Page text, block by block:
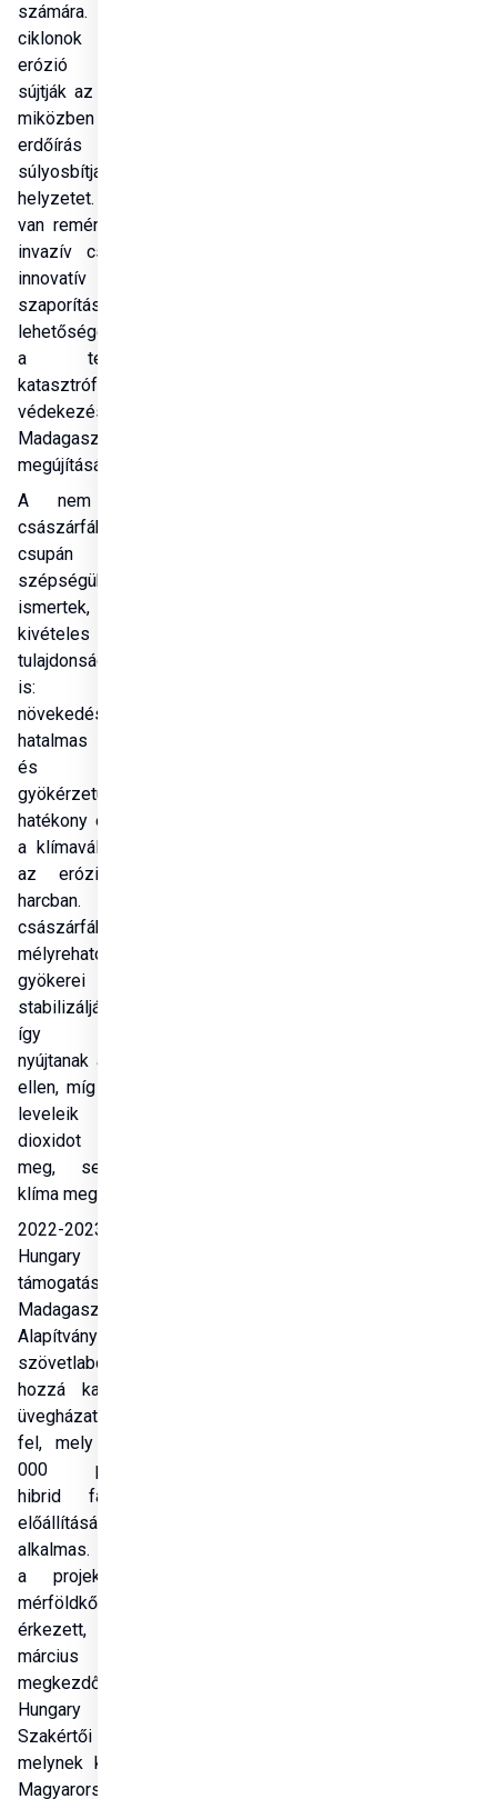
számára. A trópusi
ciklonok és az
erózió súlyosan
sújtják az országot,
miközben az
erdőírás tovább
súlyosbítja a
helyzetet. Azonban
van remény: a nem
invazív császárfák
innovatív
szaporítása új
lehetőségeket kínál
a természeti
katasztrófák elleni
védekezésben és
Madagaszkár
megújításában.
A nem invazív
császárfák nem
csupán
szépségükről
ismertek, hanem
kivételes
tulajdonságaik miatt
is: gyors
növekedésük,
hatalmas leveleik
és erős
gyökérzetük
hatékony eszközök
a klímaváltozás és
az erózió elleni
harcban. A
császárfák
mélyreható
gyökerei
stabilizálják a talajt,
így védelmet
nyújtanak az erózió
ellen, míg hatalmas
leveleik szén-
dioxidot kötnek
meg, segítve a
klíma megőrzését.
2022-2023 között a
Hungary Helps
támogatásával a
Madagaszkárért
Alapítvány egy
szövetlabort és
hozzá kapcsolódó
üvegházat épített
fel, mely évi 120
000 paulownia
hibrid facsemete
előállítására
alkalmas. 2024-ben
a projekt újabb
mérföldkőhöz
érkezett, hiszen
március közepén
megkezdődött a
Hungary Helps
Szakértői Program,
melynek keretében
Magyarországról